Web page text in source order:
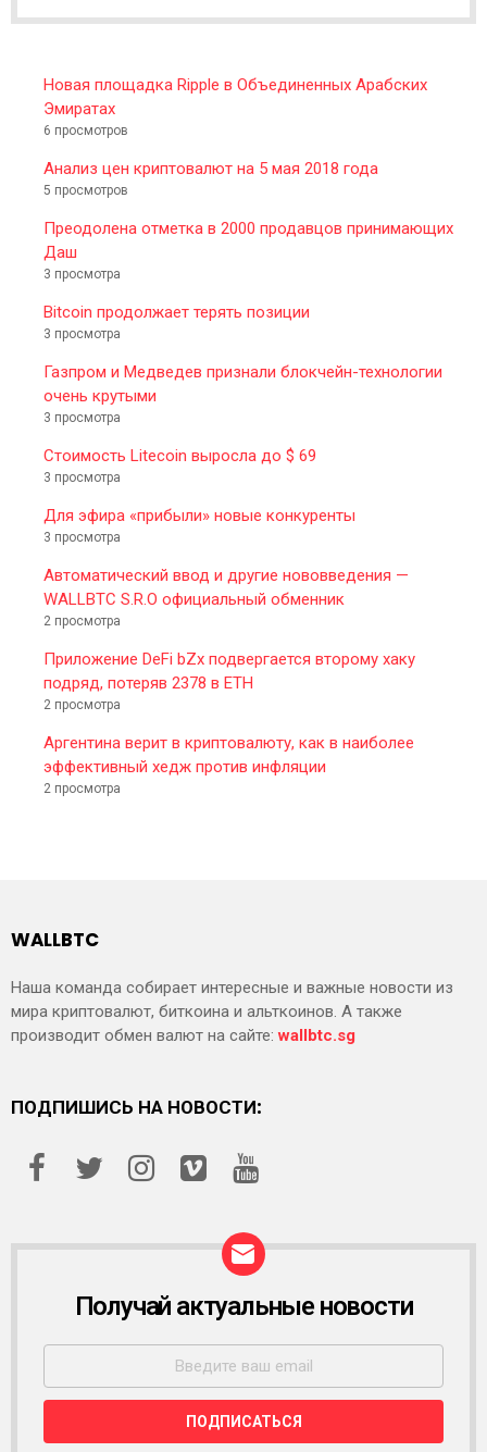
R
Новая площадка Ripple в Объединенных Арабских
Эмиратах
6 просмотров
Анализ цен криптовалют на 5 мая 2018 года
5 просмотров
Преодолена отметка в 2000 продавцов принимающих
Даш
3 просмотра
Bitcoin продолжает терять позиции
3 просмотра
Газпром и Медведев признали блокчейн-технологии
очень крутыми
3 просмотра
Стоимость Litecoin выросла до $ 69
3 просмотра
Для эфира «прибыли» новые конкуренты
3 просмотра
Автоматический ввод и другие нововведения —
WALLBTC S.R.O официальный обменник
2 просмотра
Приложение DeFi bZx подвергается второму хаку
подряд, потеряв 2378 в ETH
2 просмотра
Аргентина верит в криптовалюту, как в наиболее
эффективный хедж против инфляции
2 просмотра
WALLBTC
Наша команда собирает интересные и важные новости из
мира криптовалют, биткоина и альткоинов. А также
производит обмен валют на сайте:wallbtc.sg
ПОДПИШИСЬ НА НОВОСТИ:
С
Ы
Л
К
Получай актуальные новости